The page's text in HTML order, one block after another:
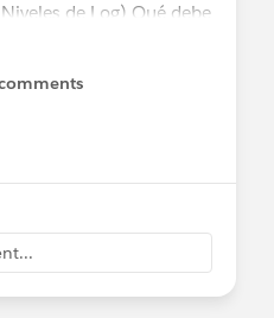
de Log) Qué debe
usar esta arma de
Como compartir el
otros mandalogianos
Como evitar caer en el
distintos,
diferentes maneras
veremos como
alcanzado el nivel Jedi y
que nos